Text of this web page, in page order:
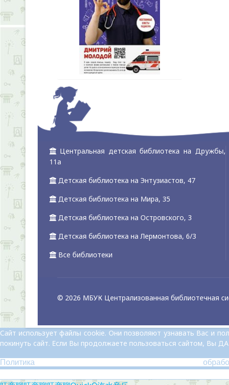
Центральная детская библиотека на Дружбы,
11а
Детская библиотека на Энтузиастов, 47
Детская библиотека на Мира, 35
Детская библиотека на Островского, 3
Детская библиотека на Лермонтова, 6/3
Все библиотеки
© 2026 МБУК Централизованная библиотечная
Сайт использует файлы cookie. Они позволяют узнавать Вас и
покинуть сайт. Если Вы продолжаете пользоваться сайтом, Вы
Политика